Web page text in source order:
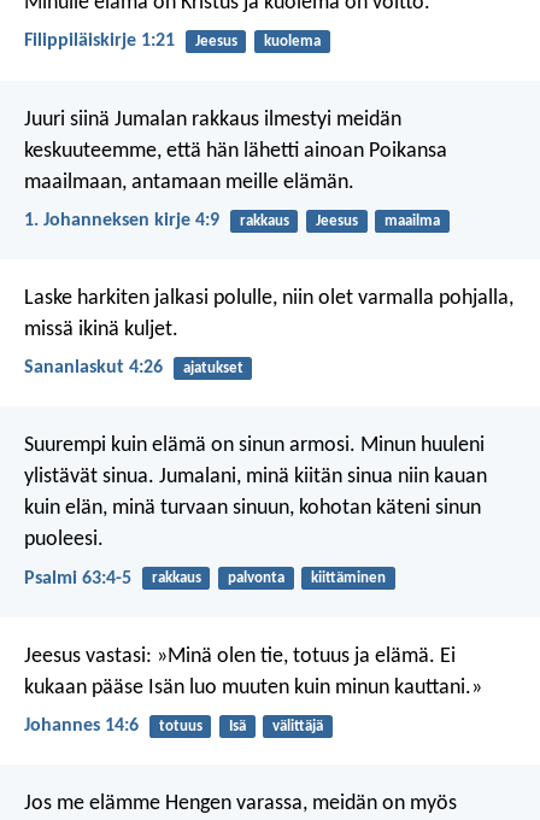
Filippiläiskirje 1:21 Jeesus kuolema
Juuri siinä Jumalan rakkaus ilmestyi meidän
keskuuteemme, että hän lähetti ainoan Poikansa
maailmaan, antamaan meille elämän.
1. Johanneksen kirje 4:9 rakkaus Jeesus maailma
Laske harkiten jalkasi polulle, niin olet varmalla pohjalla,
missä ikinä kuljet.
Sananlaskut 4:26 ajatukset
Suurempi kuin elämä on sinun armosi. Minun huuleni
ylistävät sinua. Jumalani, minä kiitän sinua niin kauan
kuin elän, minä turvaan sinuun, kohotan käteni sinun
puoleesi.
Psalmi 63:4-5 rakkaus palvonta kiittäminen
Jeesus vastasi: »Minä olen tie, totuus ja elämä. Ei
kukaan pääse Isän luo muuten kuin minun kauttani.»
Johannes 14:6 totuus Isä välittäjä
Jos me elämme Hengen varassa, meidän on myös